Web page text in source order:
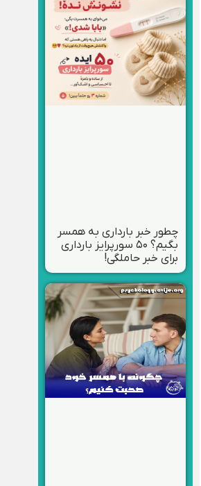
چطور خبر بارداری به همسر
بگیم؟ ۵۰ سورپرایز بارداری
برای خبر حاملگی!